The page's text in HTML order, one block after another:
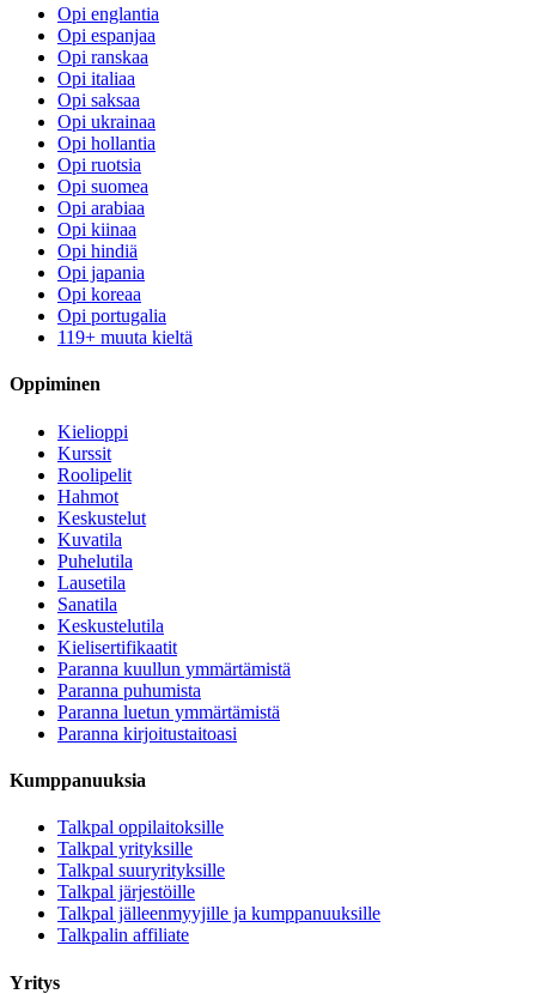
Opi englantia
Opi espanjaa
Opi ranskaa
Opi italiaa
Opi saksaa
Opi ukrainaa
Opi hollantia
Opi ruotsia
Opi suomea
Opi arabiaa
Opi kiinaa
Opi hindiä
Opi japania
Opi koreaa
Opi portugalia
119+ muuta kieltä
Oppiminen
Kielioppi
Kurssit
Roolipelit
Hahmot
Keskustelut
Kuvatila
Puhelutila
Lausetila
Sanatila
Keskustelutila
Kielisertifikaatit
Paranna kuullun ymmärtämistä
Paranna puhumista
Paranna luetun ymmärtämistä
Paranna kirjoitustaitoasi
Kumppanuuksia
Talkpal oppilaitoksille
Talkpal yrityksille
Talkpal suuryrityksille
Talkpal järjestöille
Talkpal jälleenmyyjille ja kumppanuuksille
Talkpalin affiliate
Yritys